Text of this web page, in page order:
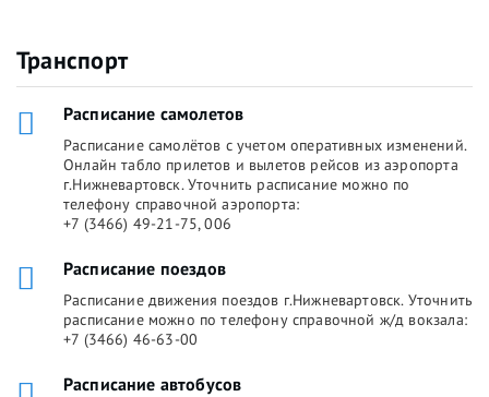
Транспорт
Расписание самолетов
Расписание самолётов с учетом оперативных изменений.
Онлайн табло прилетов и вылетов рейсов из аэропорта
г.Нижневартовск. Уточнить расписание можно по
телефону справочной аэропорта:
+7 (3466) 49-21-75, 006
Расписание поездов
Расписание движения поездов г.Нижневартовск. Уточнить
расписание можно по телефону справочной ж/д вокзала:
+7 (3466) 46-63-00
Расписание автобусов